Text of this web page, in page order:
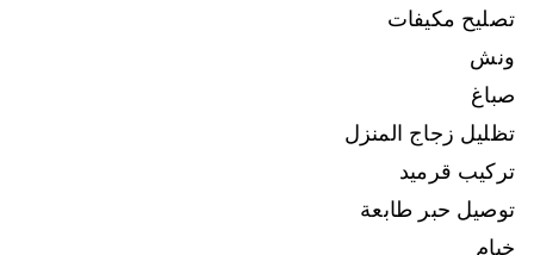
تصليح مكيفات
ونش
صباغ
تظليل زجاج المنزل
تركيب قرميد
توصيل حبر طابعة
خيام